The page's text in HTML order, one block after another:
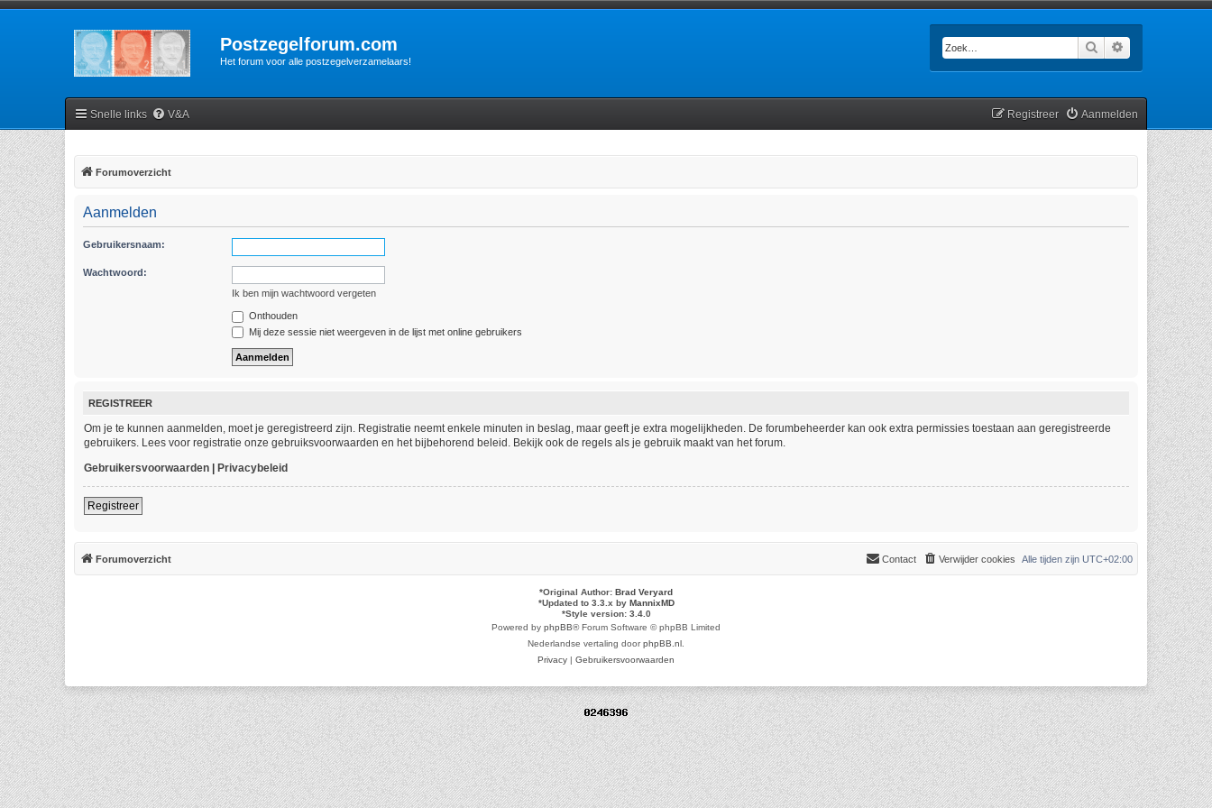
Postzegelforum.com
Het forum voor alle postzegelverzamelaars!
Zoek
Snelle links V&A Aanmelden
Registreer
Forumoverzicht
Aanmelden
Gebruikersnaam:
Wachtwoord:
Ik ben mijn wachtwoord vergeten
Onthouden
Mij deze sessie niet weergeven in de lijst met online gebruikers
REGISTREER
Om je te kunnen aanmelden, moet je geregistreerd zijn. Registratie neemt enkele minuten in beslag, maar geeft je extra mogelijkheden. De forumbeheerder kan ook extra permissies toestaan aan geregistreerde
gebruikers. Lees voor registratie onze gebruiksvoorwaarden en het bijbehorend beleid. Bekijk ook de regels als je gebruik maakt van het forum.
Gebruikersvoorwaarden | Privacybeleid
Registreer
Forumoverzicht Alle tijden zijn UTC+02:00
Verwijder cookies
Contact
*Original Author: Brad Veryard
*Updated to 3.3.x by MannixMD
*Style version: 3.4.0
Powered by phpBB® Forum Software © phpBB Limited
Nederlandse vertaling doorphpBB.nl
Privacy | Gebruikersvoorwaarden